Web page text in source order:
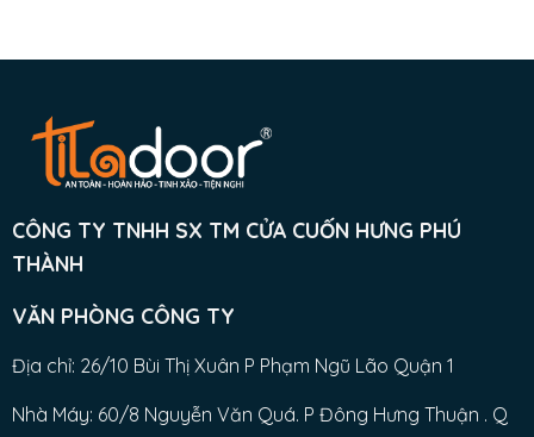
CÔNG TY TNHH SX TM CỬA CUỐN HƯNG PHÚ
THÀNH
VĂN PHÒNG CÔNG TY
Địa chỉ: 26/10 Bùi Thị Xuân P Phạm Ngũ Lão Quận 1
Nhà Máy: 60/8 Nguyễn Văn Quá. P Đông Hưng Thuận . Q